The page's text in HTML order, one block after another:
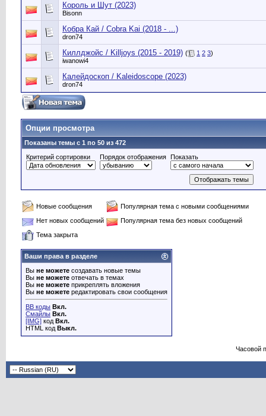
Король и Шут (2023)
Bisonn
Кобра Кай / Cobra Kai (2018 - ...)
dron74
Киллджойс / Killjoys (2015 - 2019) ( 1 2 3)
iwanowi4
Калейдоскоп / Kaleidoscope (2023)
dron74
Опции просмотра
Показаны темы с 1 по 50 из 472
Критерий сортировки
Порядок отображения Показать
Новые сообщения
Популярная тема с новыми сообщениями
Нет новых сообщений
Популярная тема без новых сообщений
Тема закрыта
Ваши права в разделе
Вы не можете создавать новые темы
Вы не можете отвечать в темах
Вы не можете прикреплять вложения
Вы не можете редактировать свои сообщения
BB коды Вкл.
Смайлы Вкл.
[IMG] код Вкл.
HTML код Выкл.
Часовой